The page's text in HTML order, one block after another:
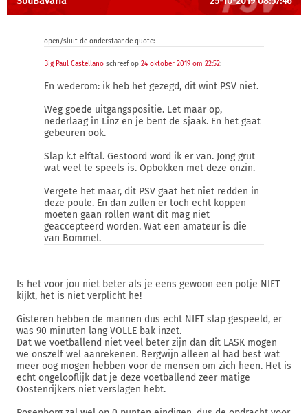
open/sluit de onderstaande quote:
Big Paul Castellano schreef op 24 oktober 2019 om 22:52:
En wederom: ik heb het gezegd, dit wint PSV niet.
Weg goede uitgangspositie. Let maar op,
nederlaag in Linz en je bent de sjaak. En het gaat
gebeuren ook.
Slap k.t elftal. Gestoord word ik er van. Jong grut
wat veel te speels is. Opbokken met deze onzin.
Vergete het maar, dit PSV gaat het niet redden in
deze poule. En dan zullen er toch echt koppen
moeten gaan rollen want dit mag niet
geaccepteerd worden. Wat een amateur is die
van Bommel.
Is het voor jou niet beter als je eens gewoon een potje NIET
kijkt, het is niet verplicht he!
Gisteren hebben de mannen dus echt NIET slap gespeeld, er
was 90 minuten lang VOLLE bak inzet.
Dat we voetballend niet veel beter zijn dan dit LASK mogen
we onszelf wel aanrekenen. Bergwijn alleen al had best wat
meer oog mogen hebben voor de mensen om zich heen. Het is
echt ongelooflijk dat je deze voetballend zeer matige
Oostenrijkers niet verslagen hebt.